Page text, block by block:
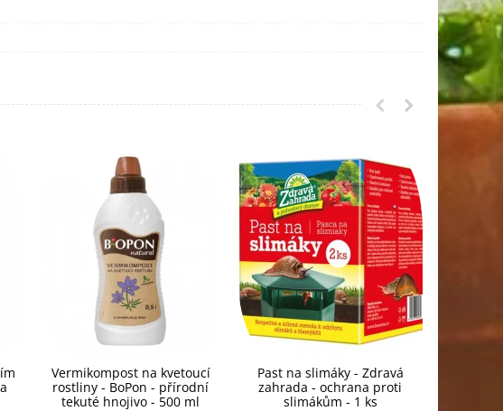
Vermikompost na kvetoucí
rostliny - BoPon - přírodní
tekuté hnojivo - 500 ml
Past na slimáky - Zdravá
zahrada - ochrana proti
slimákům - 1 ks